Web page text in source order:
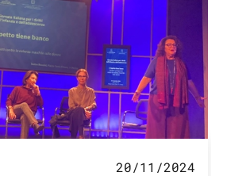
20/11/2024